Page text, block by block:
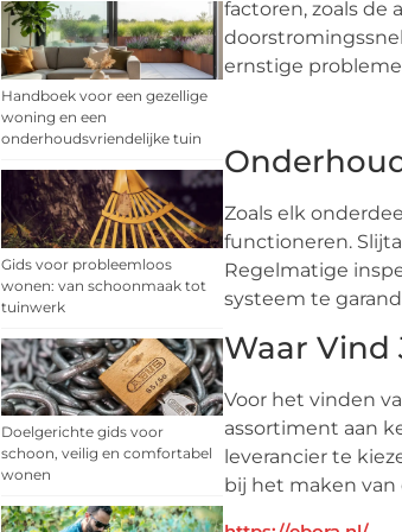
Handboek voor een gezellige
woning en een
onderhoudsvriendelijke tuin
Gids voor probleemloos
wonen: van schoonmaak tot
tuinwerk
Doelgerichte gids voor
schoon, veilig en comfortabel
wonen
factoren, zoals de
ernstige
Zoals elk
functioneren.
Regelmatige
systeem te
Waar Vind
Voor het vinden
assortiment aan
leverancier te
bij het maken van